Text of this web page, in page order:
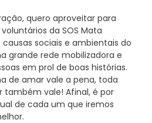
quero aproveitar para
da SOS Mata
sociais e ambientais do
grande rede mobilizadora e
em prol de boas histórias.
de amar vale a pena, toda
também vale! Afinal, é por
de cada um que iremos